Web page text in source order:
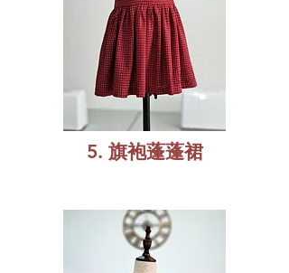
5. 旗袍蓬蓬裙